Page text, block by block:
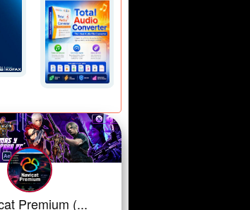
Premium (...